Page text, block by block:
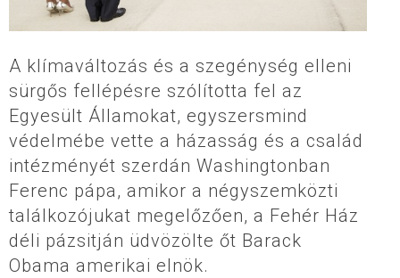
A klímaváltozás és a szegénység elleni
sürgős fellépésre szólította fel az
Egyesült Államokat, egyszersmind
védelmébe vette a házasság és a család
intézményét szerdán Washingtonban
Ferenc pápa, amikor a négyszemközti
találkozójukat megelőzően, a Fehér Ház
déli pázsitján üdvözölte őt Barack
Obama amerikai elnök.